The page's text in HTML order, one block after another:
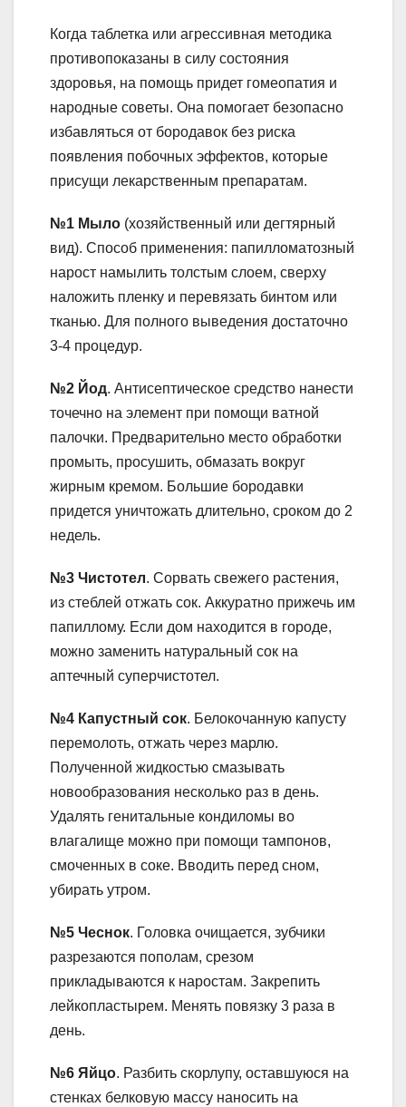
Когда таблетка или агрессивная методика
противопоказаны в силу состояния
здоровья, на помощь придет гомеопатия и
народные советы. Она помогает безопасно
избавляться от бородавок без риска
появления побочных эффектов, которые
присущи лекарственным препаратам.
№1 Мыло (хозяйственный или дегтярный
вид). Способ применения: папилломатозный
нарост намылить толстым слоем, сверху
наложить пленку и перевязать бинтом или
тканью. Для полного выведения достаточно
3-4 процедур.
№2 Йод. Антисептическое средство нанести
точечно на элемент при помощи ватной
палочки. Предварительно место обработки
промыть, просушить, обмазать вокруг
жирным кремом. Большие бородавки
придется уничтожать длительно, сроком до 2
недель.
№3 Чистотел. Сорвать свежего растения,
из стеблей отжать сок. Аккуратно прижечь им
папиллому. Если дом находится в городе,
можно заменить натуральный сок на
аптечный суперчистотел.
№4 Капустный сок. Белокочанную капусту
перемолоть, отжать через марлю.
Полученной жидкостью смазывать
новообразования несколько раз в день.
Удалять генитальные кондиломы во
влагалище можно при помощи тампонов,
смоченных в соке. Вводить перед сном,
убирать утром.
№5 Чеснок. Головка очищается, зубчики
разрезаются пополам, срезом
прикладываются к наростам. Закрепить
лейкопластырем. Менять повязку 3 раза в
день.
№6 Яйцо. Разбить скорлупу, оставшуюся на
стенках белковую массу наносить на